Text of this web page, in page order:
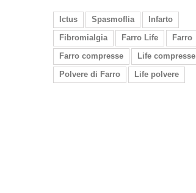
Ictus Spasmoflia
Infarto
Fibromialgia
Farro Life
Farro
Farro compresse
Life compresse
Polvere di Farro
Life polvere